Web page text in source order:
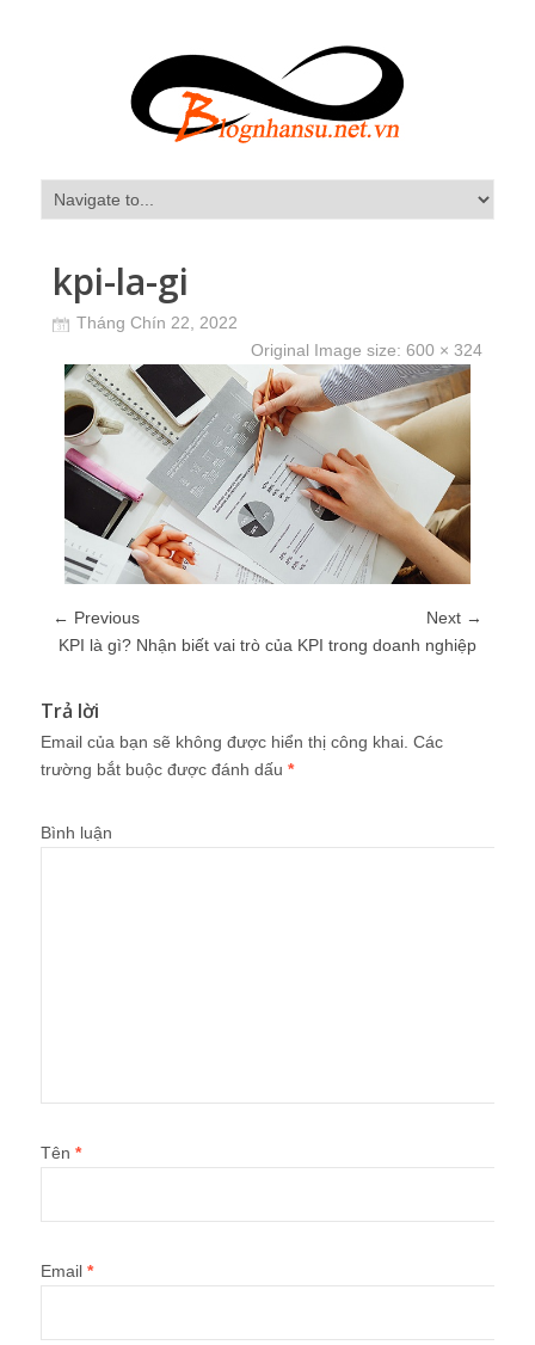
kpi-la-gi
Tháng Chín 22, 2022
Original Image size: 600 × 324
← Previous
Next →
KPI là gì? Nhận biết vai trò của KPI trong doanh nghiệp
Trả lời
Email của bạn sẽ không được hiển thị công khai. Các
trường bắt buộc được đánh dấu *
Bình luận
Tên *
Email *